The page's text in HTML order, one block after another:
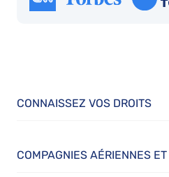
CONNAISSEZ VOS DROITS
COMPAGNIES AÉRIENNES